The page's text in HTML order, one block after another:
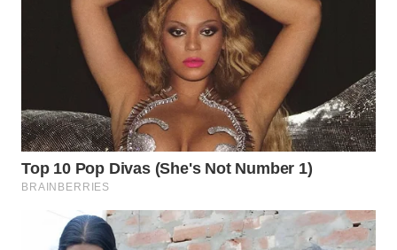
WAHANA
NEWS
WAHANA
TANI
WAHANA